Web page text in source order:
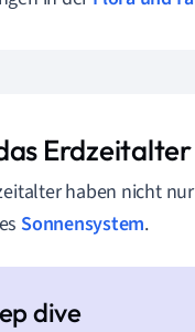
haben nicht
Sonnensystem.